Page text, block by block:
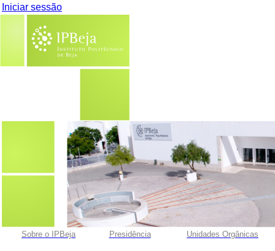
Iniciar sessão
Sobre o IPBeja Presidência Unidades Orgânicas